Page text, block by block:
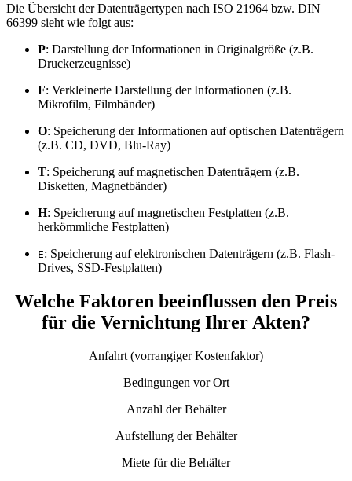
Die Übersicht der Datenträgertypen nach ISO 21964 bzw. DIN
66399 sieht wie folgt aus:
P: Darstellung der Informationen in Originalgröße (z.B.
Druckerzeugnisse)
F: Verkleinerte Darstellung der Informationen (z.B.
Mikrofilm, Filmbänder)
O: Speicherung der Informationen auf optischen Datenträgern
(z.B. CD, DVD, Blu-Ray)
T: Speicherung auf magnetischen Datenträgern (z.B.
Disketten, Magnetbänder)
H: Speicherung auf magnetischen Festplatten (z.B.
herkömmliche Festplatten)
E: Speicherung auf elektronischen Datenträgern (z.B. Flash-
Drives, SSD-Festplatten)
Welche Faktoren beeinflussen den Preis
für die Vernichtung Ihrer Akten?
Anfahrt (vorrangiger Kostenfaktor)
Bedingungen vor Ort
Anzahl der Behälter
Aufstellung der Behälter
Miete für die Behälter